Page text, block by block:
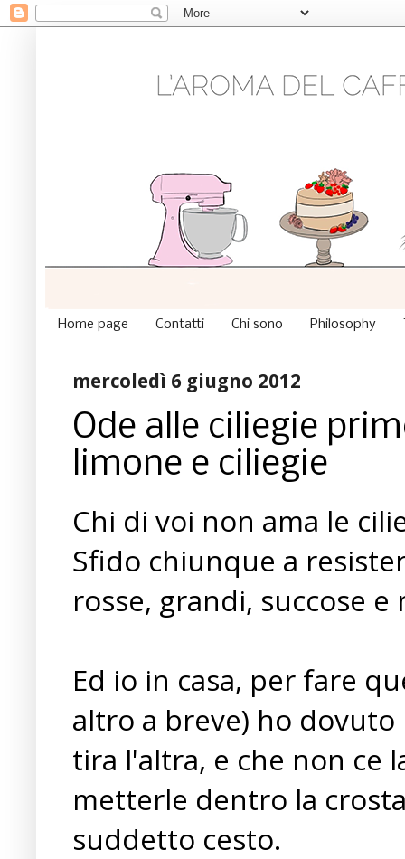
Home page Contatti Chi sono Philosophy
mercoledì 6 giugno 2012
Ode alle ciliegie
limone e ciliegie
Chi di voi non ama le
Sfido chiunque a
rosse, grandi, succose e
Ed io in casa, per fare
altro a breve) ho
tira l'altra, e che non ce
metterle dentro la
suddetto cesto.